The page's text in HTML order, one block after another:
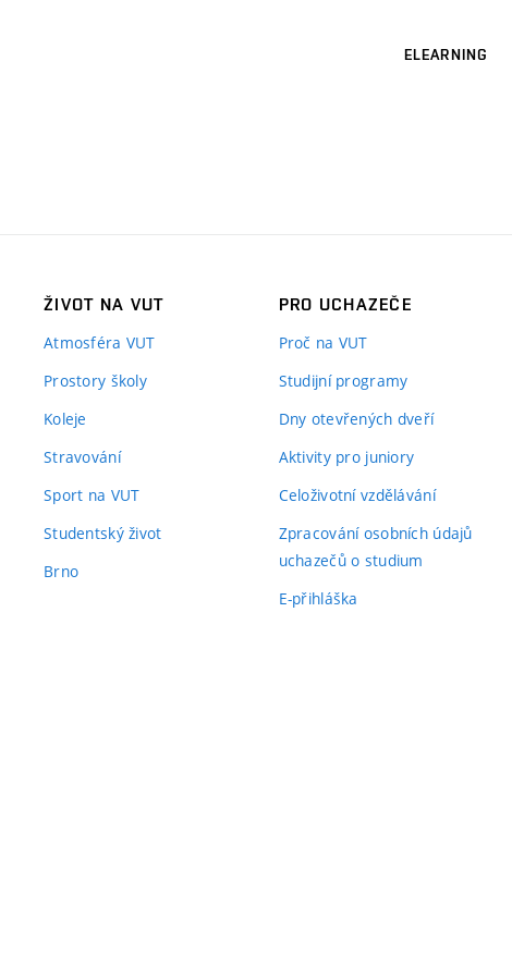
ELEARNING
ŽIVOT NA VUT
Atmosféra VUT
Prostory školy
Koleje
Stravování
Sport na VUT
Studentský život
Brno
PRO UCHAZEČE
Proč na VUT
Studijní programy
Dny otevřených dveří
Aktivity pro juniory
Celoživotní vzdělávání
Zpracování osobních údajů
uchazečů o studium
E-přihláška